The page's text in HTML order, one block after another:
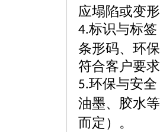
应塌陷或变
4.标识与标签
条形码、环
符合客户要
5.环保与安全
油墨、胶水
而定）。